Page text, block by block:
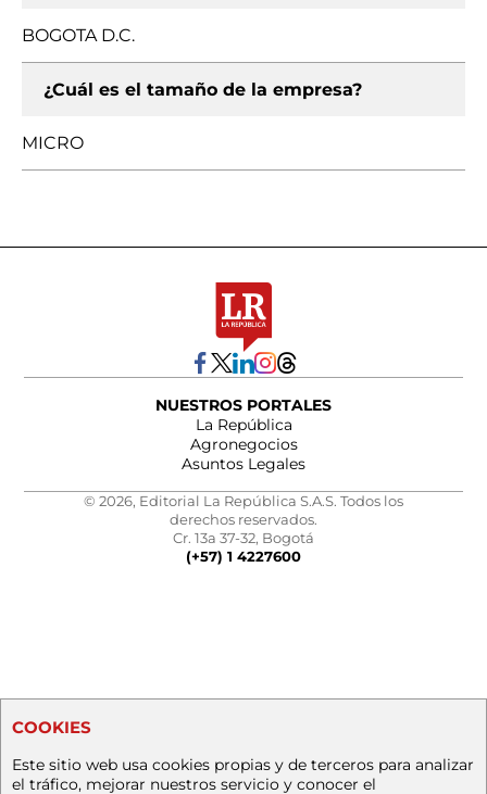
BOGOTA D.C.
¿Cuál es el tamaño de la empresa?
MICRO
NUESTROS PORTALES
La República
Agronegocios
Asuntos Legales
© 2026, Editorial La República S.A.S. Todos los
derechos reservados.
Cr. 13a 37-32, Bogotá
(+57) 1 4227600
COOKIES
Este sitio web usa cookies propias y de terceros para analizar
el tráfico, mejorar nuestros servicio y conocer el